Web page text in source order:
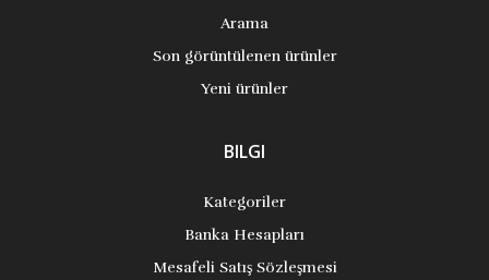
Arama
Son görüntülenen ürünler
Yeni ürünler
BILGI
Kategoriler
Banka Hesapları
Mesafeli Satış Sözleşmesi